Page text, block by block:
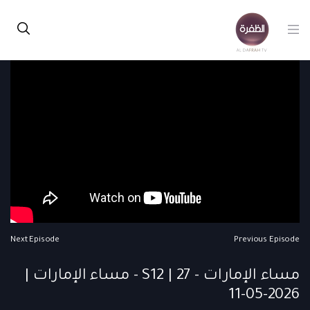
Previous Episode
Next Episode
مساء الإمارات - S12 | 27 - مساء الإمارات |
2026-05-11